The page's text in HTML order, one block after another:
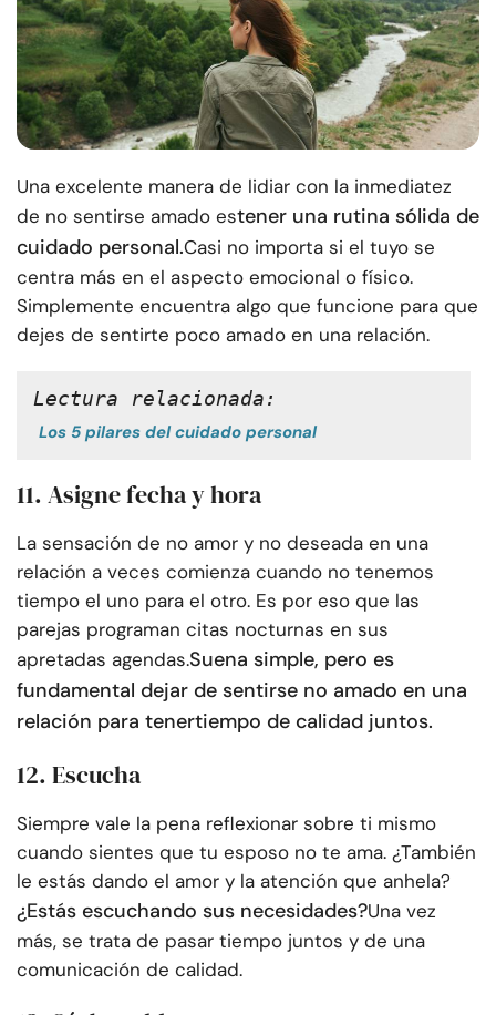
Una excelente manera de lidiar con la inmediatez
de no sentirse amado estener una rutina sólida de
cuidado personal.Casi no importa si el tuyo se
centra más en el aspecto emocional o físico.
Simplemente encuentra algo que funcione para que
dejes de sentirte poco amado en una relación.
Lectura relacionada:
Los 5 pilares del cuidado personal
11. Asigne fecha y hora
La sensación de no amor y no deseada en una
relación a veces comienza cuando no tenemos
tiempo el uno para el otro. Es por eso que las
parejas programan citas nocturnas en sus
apretadas agendas.Suena simple, pero es
fundamental dejar de sentirse no amado en una
relación para tenertiempo de calidad juntos.
12. Escucha
Siempre vale la pena reflexionar sobre ti mismo
cuando sientes que tu esposo no te ama. ¿También
le estás dando el amor y la atención que anhela?
¿Estás escuchando sus necesidades?Una vez
más, se trata de pasar tiempo juntos y de una
comunicación de calidad.